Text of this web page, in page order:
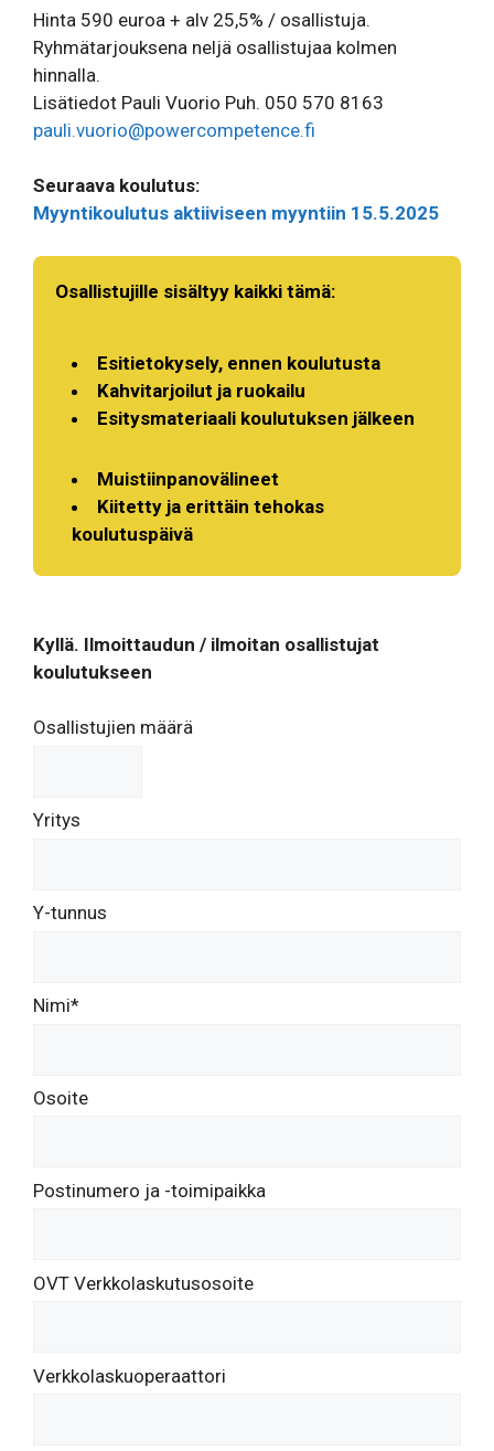
Hinta 590 euroa + alv 25,5% / osallistuja.
Ryhmätarjouksena neljä osallistujaa kolmen
hinnalla.
Lisätiedot Pauli Vuorio Puh. 050 570 8163
pauli.vuorio@powercompetence.fi
Seuraava koulutus:
Myyntikoulutus aktiiviseen myyntiin 15.5.2025
Osallistujille sisältyy kaikki tämä:
Esitietokysely, ennen koulutusta
Kahvitarjoilut ja ruokailu
Esitysmateriaali koulutuksen jälkeen
Muistiinpanovälineet
Kiitetty ja erittäin tehokas
koulutuspäivä
Kyllä. Ilmoittaudun / ilmoitan osallistujat
koulutukseen
Osallistujien määrä
Yritys
Y-tunnus
Nimi*
Osoite
Postinumero ja -toimipaikka
OVT Verkkolaskutusosoite
Verkkolaskuoperaattori